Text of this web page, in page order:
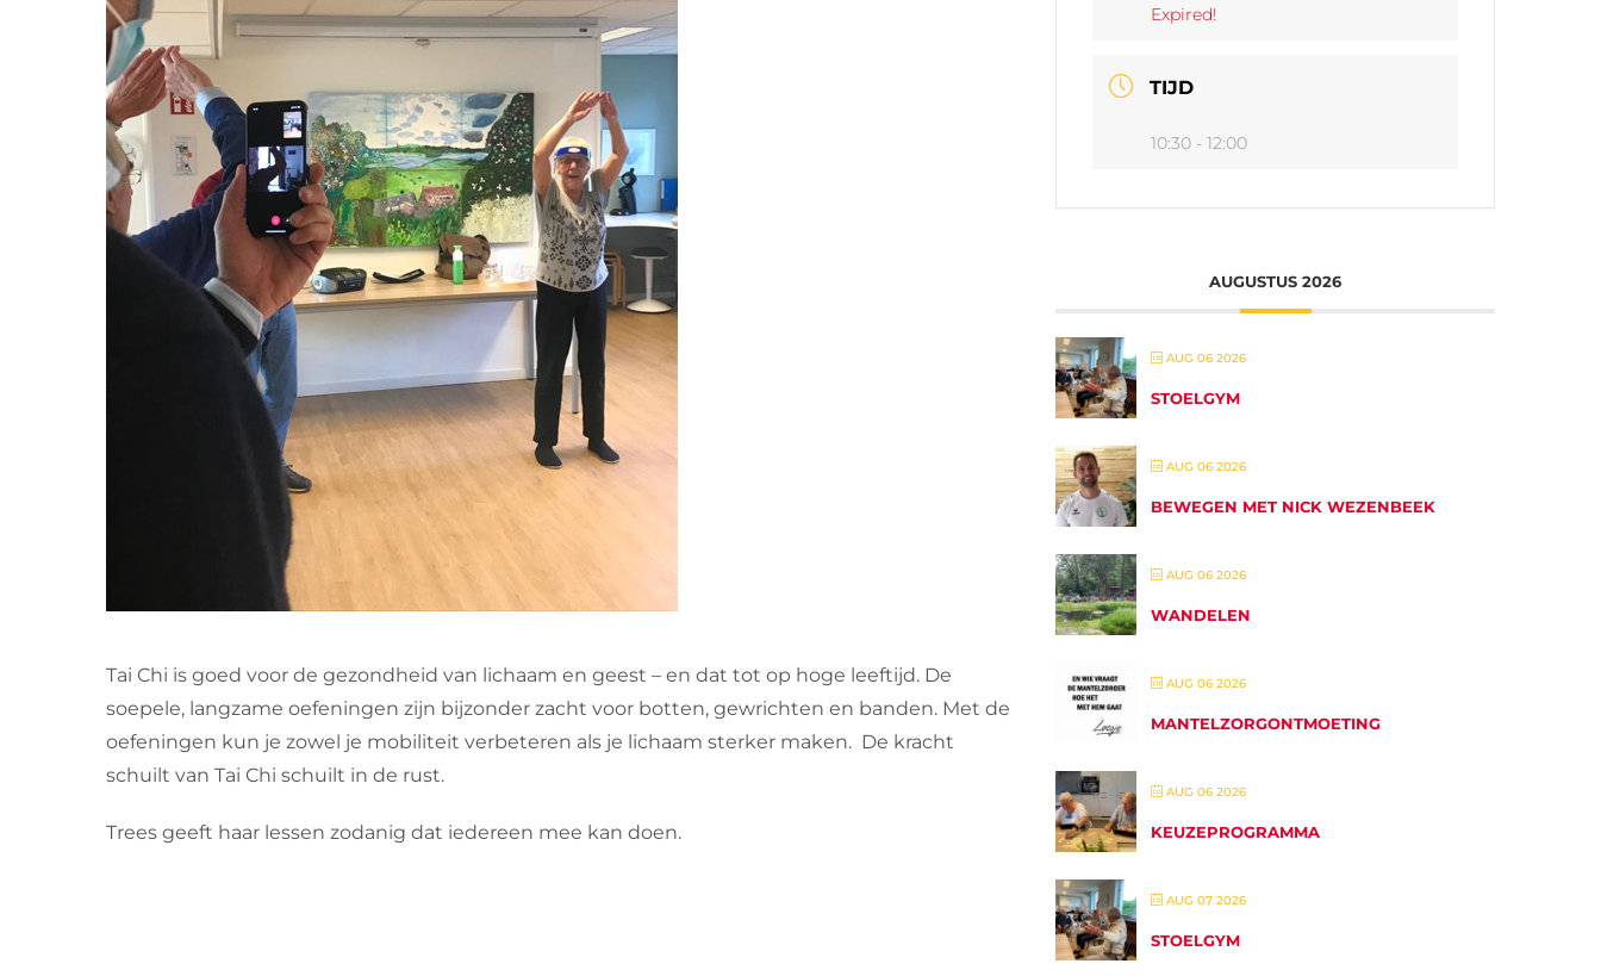
Tai Chi is goed voor de gezondheid van lichaam en geest – en dat tot op hoge leeftijd. De
soepele, langzame oefeningen zijn bijzonder zacht voor botten, gewrichten en banden. Met de
oefeningen kun je zowel je mobiliteit verbeteren als je lichaam sterker maken. De kracht
schuilt van Tai Chi schuilt in de rust.
Trees geeft haar lessen zodanig dat iedereen mee kan doen.
Expired!
TIJD
10:30 - 12:00
AUGUSTUS 2026
AUG 06 2026
STOELGYM
AUG 06 2026
BEWEGEN MET NICK WEZENBEEK
AUG 06 2026
WANDELEN
AUG 06 2026
MANTELZORGONTMOETING
AUG 06 2026
KEUZEPROGRAMMA
AUG 07 2026
STOELGYM